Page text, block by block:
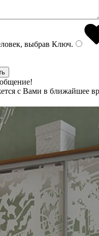
выбрав Ключ.
с Вами в ближайшее